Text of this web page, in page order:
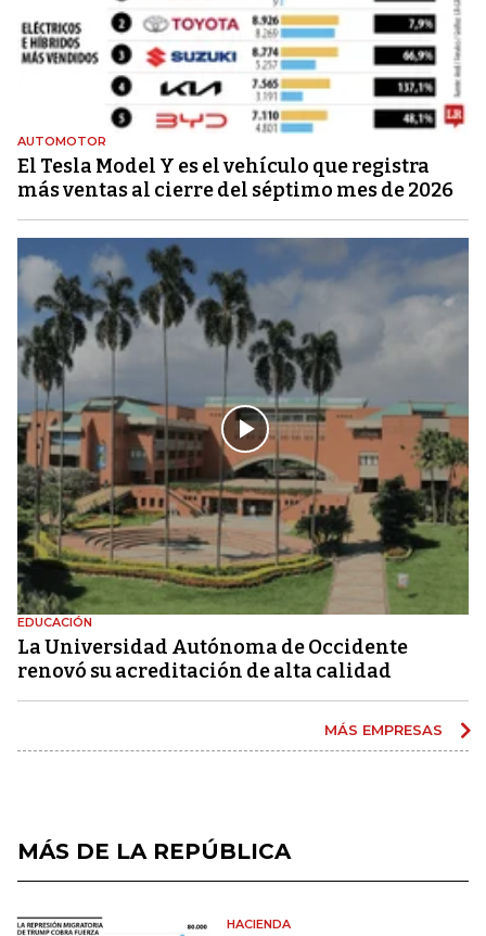
AUTOMOTOR
El Tesla Model Y es el vehículo que registra
más ventas al cierre del séptimo mes de 2026
EDUCACIÓN
La Universidad Autónoma de Occidente
renovó su acreditación de alta calidad
MÁS EMPRESAS
MÁS DE LA REPÚBLICA
HACIENDA